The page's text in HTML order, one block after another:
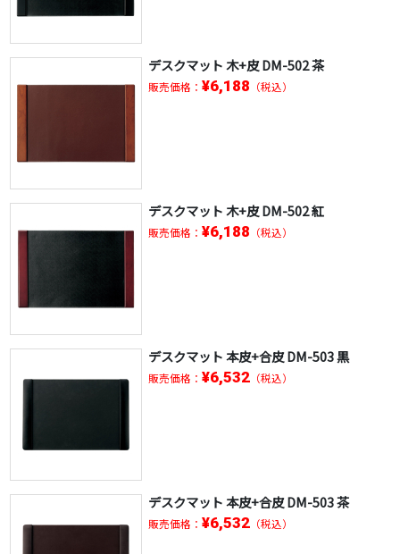
デスクマット 木+皮 DM-502 茶
販売価格： ¥6,188 （税込）
デスクマット 木+皮 DM-502 紅
販売価格： ¥6,188 （税込）
デスクマット 本皮+合皮 DM-503 黒
販売価格： ¥6,532（税込）
デスクマット 本皮+合皮 DM-503 茶
販売価格： ¥6,532（税込）